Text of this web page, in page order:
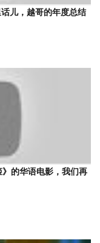
儿，越哥的年度总结
》的华语电影，我们再